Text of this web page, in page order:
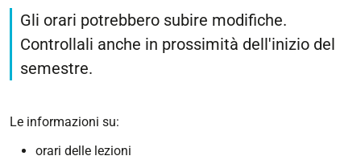
Gli orari potrebbero subire modifiche.
Controllali anche in prossimità dell'inizio del
semestre.
Le informazioni su:
orari delle lezioni